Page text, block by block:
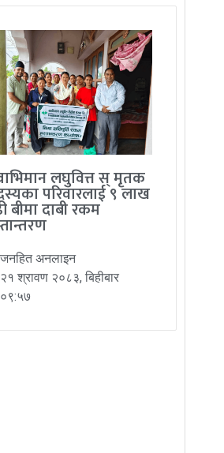
लघुवित्त स् मृतक
परिवारलाई ९ लाख
बीमा दाबी रकम
जनहित अनलाइन
२१ श्रावण २०८३, बिहीबार
०९:५७